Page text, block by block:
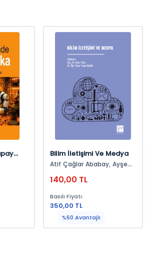
Bilim İletişimi Ve Medya
Atif Çağlar Ababay, Ayşe
Keskin Uslu, Günay
Türkeri, Mert İnal, Onur
Tatar, Savaş Sarıaltun,
Semra Çam Sönmez,
Serhat Çoban, Tuğçe Yıldız
140,00 TL
Basılı Fiyatı:
350,00 TL
%60 Avantajlı